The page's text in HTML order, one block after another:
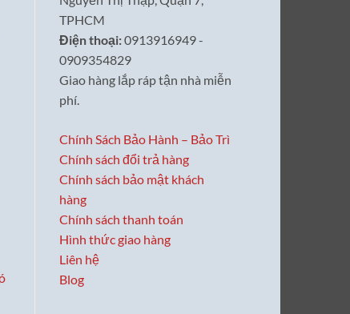
TPHCM
Điện thoại:0913916949 -
0909354829
Giao hàng lắp ráp tận nhà miễn
phí.
Chính Sách Bảo Hành – Bảo Trì
Chính sách đổi trả hàng
Chính sách bảo mật khách
hàng
Chính sách thanh toán
Hình thức giao hàng
Liên hệ
Blog